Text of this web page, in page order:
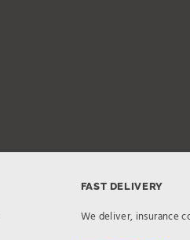
FAST DELIVERY
We deliver, insurance